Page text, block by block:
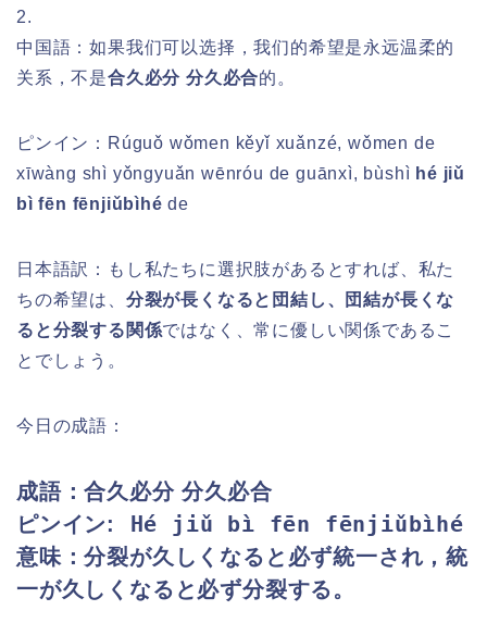
2.
中国語：如果我们可以选择，我们的希望是永远温柔的
关系，不是合久必分 分久必合的。
ピンイン： Rúguǒ wǒmen kěyǐ xuǎnzé, wǒmen de
xīwàng shì yǒngyuǎn wēnróu de guānxì, bùshì hé jiǔ
bì fēn fēnjiǔbìhé de
日本語訳：もし私たちに選択肢があるとすれば、私た
ちの希望は、 分裂が長くなると団結し、団結が長くな
ると分裂する関係ではなく、常に優しい関係であるこ
とでしょう。
今日の成語：
成語：合久必分 分久必合
ピンイン: Hé jiǔ bì fēn fēnjiǔbìhé
意味：分裂が久しくなると必ず統一され，統
一が久しくなると必ず分裂する。